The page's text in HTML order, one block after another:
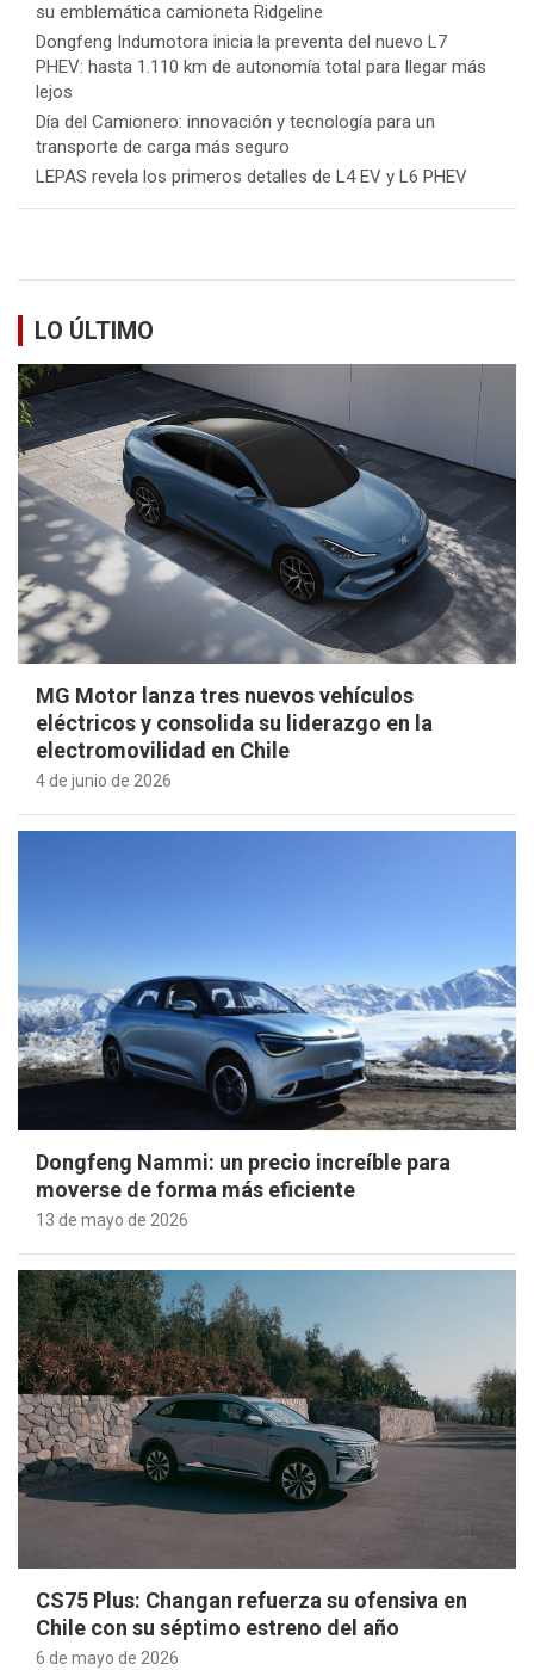
su emblemática camioneta Ridgeline
Dongfeng Indumotora inicia la preventa del nuevo L7
PHEV: hasta 1.110 km de autonomía total para llegar más
lejos
Día del Camionero: innovación y tecnología para un
transporte de carga más seguro
LEPAS revela los primeros detalles de L4 EV y L6 PHEV
LO ÚLTIMO
MG Motor lanza tres nuevos vehículos
eléctricos y consolida su liderazgo en la
electromovilidad en Chile
4 de junio de 2026
Dongfeng Nammi: un precio increíble para
moverse de forma más eficiente
13 de mayo de 2026
CS75 Plus: Changan refuerza su ofensiva en
Chile con su séptimo estreno del año
6 de mayo de 2026